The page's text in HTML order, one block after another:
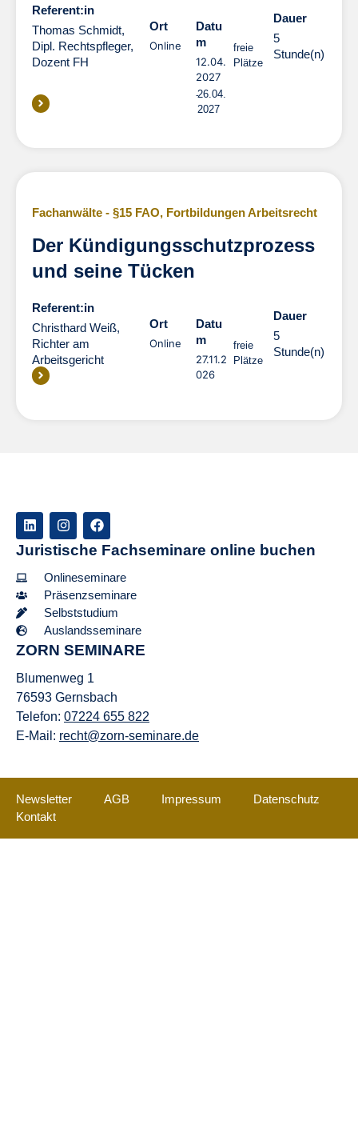
Referent:in
Thomas Schmidt,
Dipl. Rechtspfleger,
Dozent FH
Ort
Online
Datu
m
12.04.
2027
26.04.
2027
freie
Plätze
Dauer
5
Stunde(n)
Fachanwälte - §15 FAO, Fortbildungen Arbeitsrecht
Der Kündigungsschutzprozess
und seine Tücken
Referent:in
Christhard Weiß,
Richter am
Arbeitsgericht
Ort
Online
Datu
m
27.11.2
026
freie
Plätze
Dauer
5
Stunde(n)
Juristische Fachseminare online buchen
Onlineseminare
Präsenzseminare
Selbststudium
Auslandsseminare
ZORN SEMINARE
Blumenweg 1
76593 Gernsbach
Telefon: 07224 655 822
E-Mail: recht@zorn-seminare.de
Newsletter AGB Impressum
Datenschutz
Kontakt